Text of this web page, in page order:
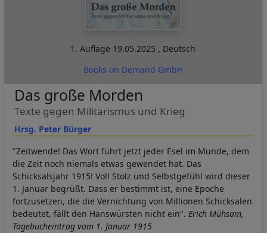
1. Auflage 19.05.2025 , Deutsch
Books on Demand GmbH
Hrsg. Peter Bürger
Das große Morden
Texte gegen Militarismus und Krieg
"Zeitwende! Das Wort führt jetzt jeder Esel im Munde, dem
die Zeit noch niemals etwas gewendet hat. Das
Schicksalsjahr 1915! Voll Stolz und Selbstgefühl wird dieser
1. Januar begrüßt. Dass er bestimmt ist, eine Epoche
fortzusetzen, die die Vernichtung von Millionen Schicksalen
bedeutet, fällt den Hanswürsten nicht ein". Erich Mühsam,
Tagebucheintrag vom 1. Januar 1915